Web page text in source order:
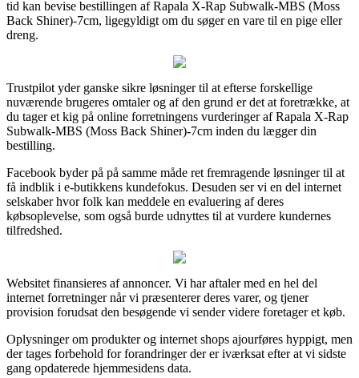
tid kan bevise bestillingen af Rapala X-Rap Subwalk-MBS (Moss
Back Shiner)-7cm, ligegyldigt om du søger en vare til en pige eller
dreng.
Trustpilot yder ganske sikre løsninger til at efterse forskellige
nuværende brugeres omtaler og af den grund er det at foretrække, at
du tager et kig på online forretningens vurderinger af Rapala X-Rap
Subwalk-MBS (Moss Back Shiner)-7cm inden du lægger din
bestilling.
Facebook byder på på samme måde ret fremragende løsninger til at
få indblik i e-butikkens kundefokus. Desuden ser vi en del internet
selskaber hvor folk kan meddele en evaluering af deres
købsoplevelse, som også burde udnyttes til at vurdere kundernes
tilfredshed.
Websitet finansieres af annoncer. Vi har aftaler med en hel del
internet forretninger når vi præsenterer deres varer, og tjener
provision forudsat den besøgende vi sender videre foretager et køb.
Oplysninger om produkter og internet shops ajourføres hyppigt, men
der tages forbehold for forandringer der er iværksat efter at vi sidste
gang opdaterede hjemmesidens data.